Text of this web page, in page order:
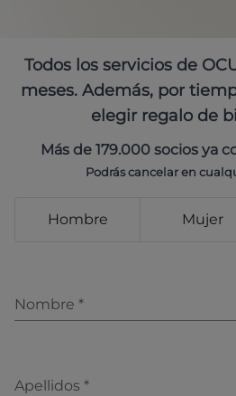
Todos los servicios de
meses. Además, por
elegir regalo de
Más de 179.000 socios ya
Podrás cancelar en
Hombre Mujer
Nombre *
Apellidos *